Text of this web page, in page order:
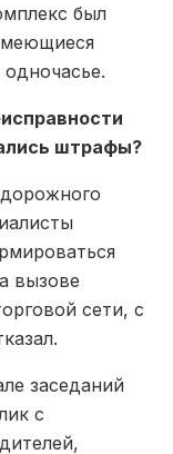
был
штрафы?
вызове
сети, с
заседаний
с